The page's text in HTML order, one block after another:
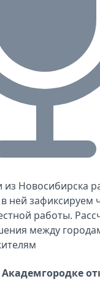
из Новосибирска
ней зафиксируем
работы.
между